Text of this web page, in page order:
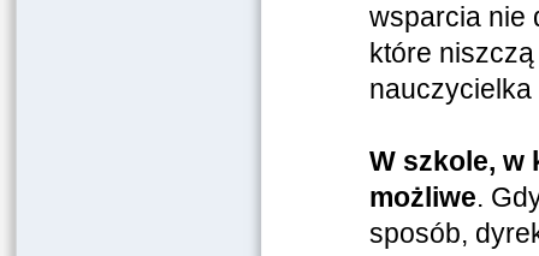
wsparcia nie
które
W szkole, w
możliwe.
sposób,